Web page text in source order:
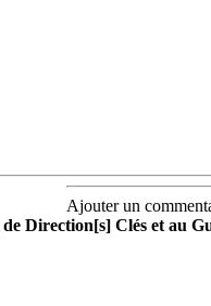
Ajouter un
Direction[s] Clés et au